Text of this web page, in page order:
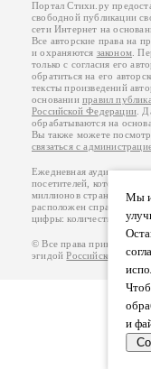
Мы
и
Портал Стихи.ру
свободной публикации
сети Интернет на
Все авторские права на
и охраняются законом.
только с согласия его
обратиться на его
тексты произведений
основанииправил
Российской Федерации.
обрабатываются на
Вы также можете
связаться с
Ежедневная аудитория
посетителей, которые в
миллионов страниц по
расположен справа от
цифры: количество
© Все права
эгидойРоссийского